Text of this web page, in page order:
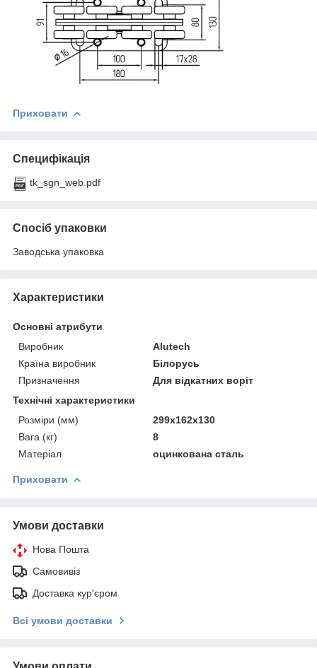
Приховати
Специфікація
tk_sgn_web.pdf
Спосіб упаковки
Заводська упаковка
Характеристики
Основні атрибути
Виробник
Alutech
Країна виробник
Білорусь
Призначення
Для відкатних воріт
Технічні характеристики
Розміри (мм)
299х162х130
Вага (кг)
8
Матеріал
оцинкована сталь
Приховати
Умови доставки
Нова Пошта
Самовивіз
Доставка кур'єром
Всі умови доставки